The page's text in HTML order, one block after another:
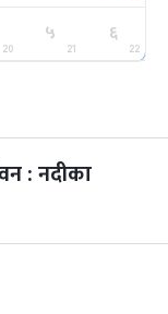
७ महिना बाँकी
७ महिना बाँकी
20
५
21
६
22
: नदीका